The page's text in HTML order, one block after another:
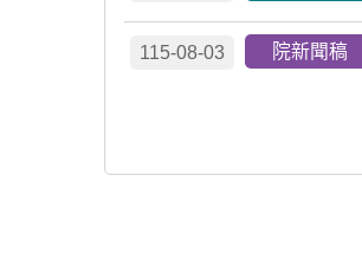
115-08-03 院新聞稿